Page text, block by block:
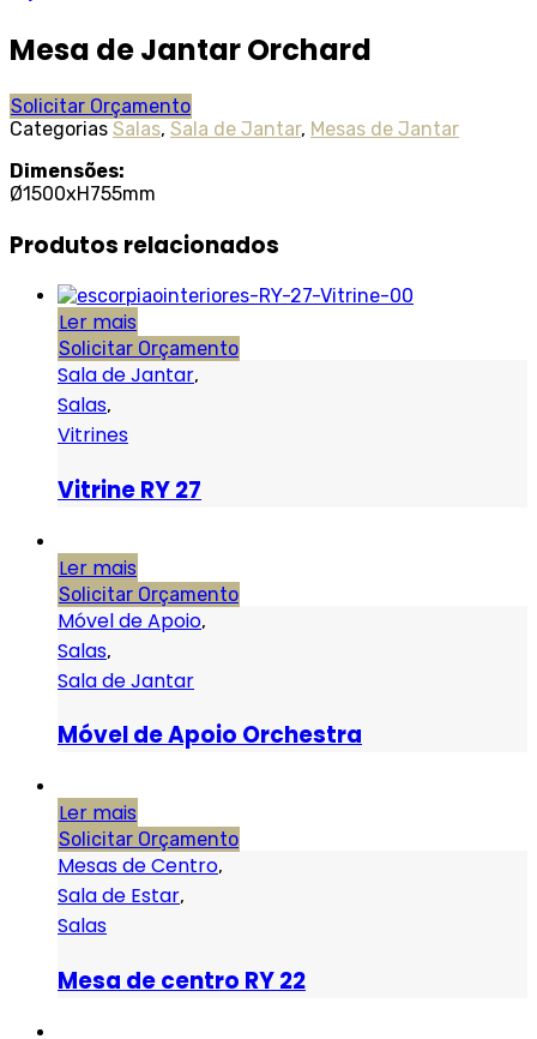
Mesa de Jantar Orchard
Solicitar Orçamento
Categorias Salas, Sala de Jantar, Mesas de Jantar
Dimensões:
Ø1500xH755mm
Produtos relacionados
Ler mais
Solicitar Orçamento
Sala de Jantar,
Salas,
Vitrines
Vitrine RY 27
Ler mais
Solicitar Orçamento
Móvel de Apoio,
Salas,
Sala de Jantar
Móvel de Apoio Orchestra
Ler mais
Solicitar Orçamento
Mesas de Centro,
Sala de Estar,
Salas
Mesa de centro RY 22